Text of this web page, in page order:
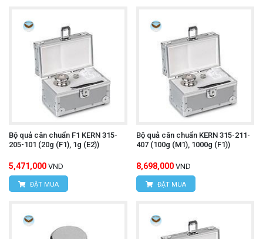
Bộ quả cân chuẩn F1 KERN 315-
205-101 (20g (F1), 1g (E2))
5,471,000 VND
ĐẶT MUA
Bộ quả cân chuẩn KERN 315-211-
407 (100g (M1), 1000g (F1))
8,698,000 VND
ĐẶT MUA